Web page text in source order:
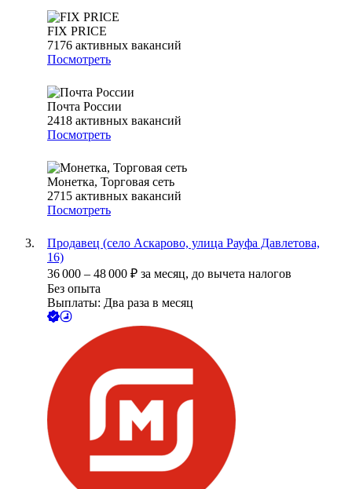
FIX PRICE
7176 активных вакансий
Посмотреть
Почта России
2418 активных вакансий
Посмотреть
Монетка, Торговая сеть
2715 активных вакансий
Посмотреть
Продавец (село Аскарово, улица Рауфа Давлетова,
16)
36 000 – 48 000 ₽ за месяц, до вычета налогов
Без опыта
Выплаты: Два раза в месяц